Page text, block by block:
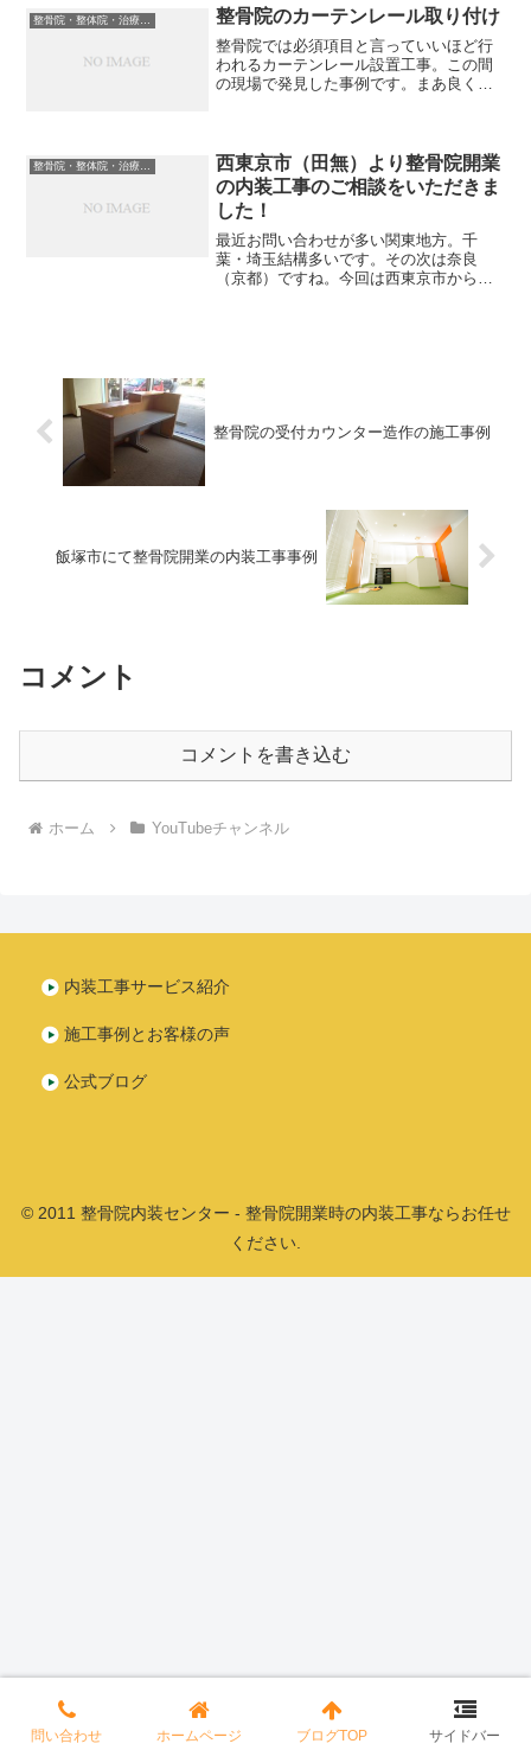
可能性も今日のお題はトイレ便器が手に
入りづらい状態という事を...
整骨院のカーテンレール取り付け
整骨院では必須項目と言っていいほど行
われるカーテンレール設置工事。この間
の現場で発見した事例です。まあ良くな
ことが多いです。当然クロ...
整骨院・整体院・治療院内装工事について
西東京市（田無）より整骨院開業
の内装工事のご相談をいただきま
した！
最近お問い合わせが多い関東地方。千
葉・埼玉結構多いです。その次は奈良
（京都）ですね。今回は西東京市からの
整骨院の受付カウンター造作の施工事例
飯塚市にて整骨院開業の内装工事事例
コメント
コメントを書き込む
ホーム YouTubeチャンネル
内装工事サービス紹介
施工事例とお客様の声
公式ブログ
© 2011 整骨院内装センター - 整骨院開業時の内装工事ならお任せ
ください.
問い合わせ ホームページ ブログTOP サイドバー